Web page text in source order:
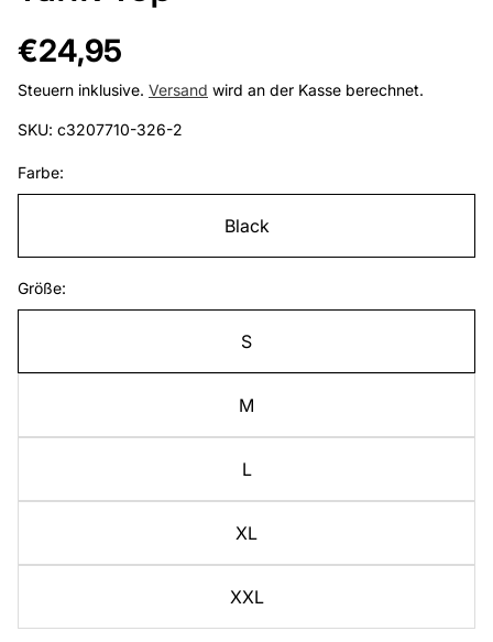
Regulärer
Preis
€24,95
Steuern inklusive. Versand wird an der Kasse berechnet.
SKU: c3207710-326-2
Farbe:
Black
Größe:
S
M
L
XL
XXL